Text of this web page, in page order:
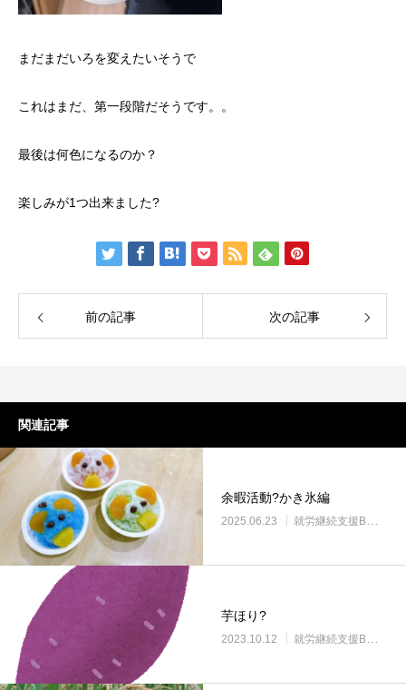
まだまだいろを変えたいそうで
これはまだ、第一段階だそうです。。
最後は何色になるのか？
楽しみが1つ出来ました?
前の記事 次の記事
関連記事
余暇活動?かき氷編
2025.06.23 就労継続支援B型・ニコサービス
芋ほり?
2023.10.12 就労継続支援B型・ニコサービス